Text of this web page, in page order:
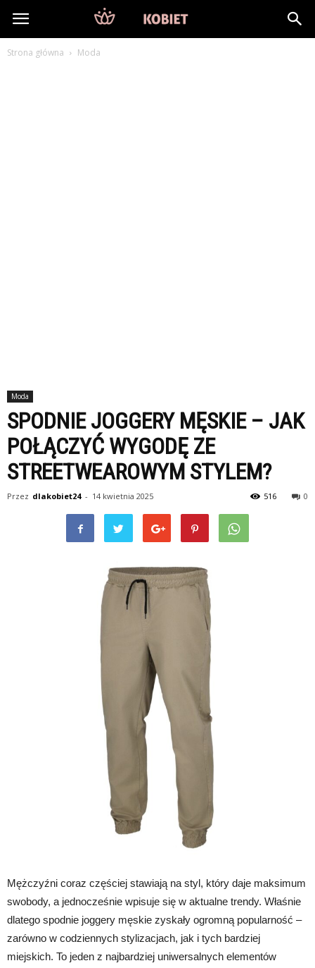
DlaKobiet24.pl
Strona główna Moda
Moda
SPODNIE JOGGERY MĘSKIE – JAK
POŁĄCZYĆ WYGODĘ ZE
STREETWEAROWYM STYLEM?
Przez dlakobiet24 - 14 kwietnia 2025 0
516
Mężczyźni coraz częściej stawiają na styl, który daje maksimum
swobody, a jednocześnie wpisuje się w aktualne trendy. Właśnie
dlatego spodnie joggery męskie zyskały ogromną popularność –
zarówno w codziennych stylizacjach, jak i tych bardziej
miejskich. To jeden z najbardziej uniwersalnych elementów